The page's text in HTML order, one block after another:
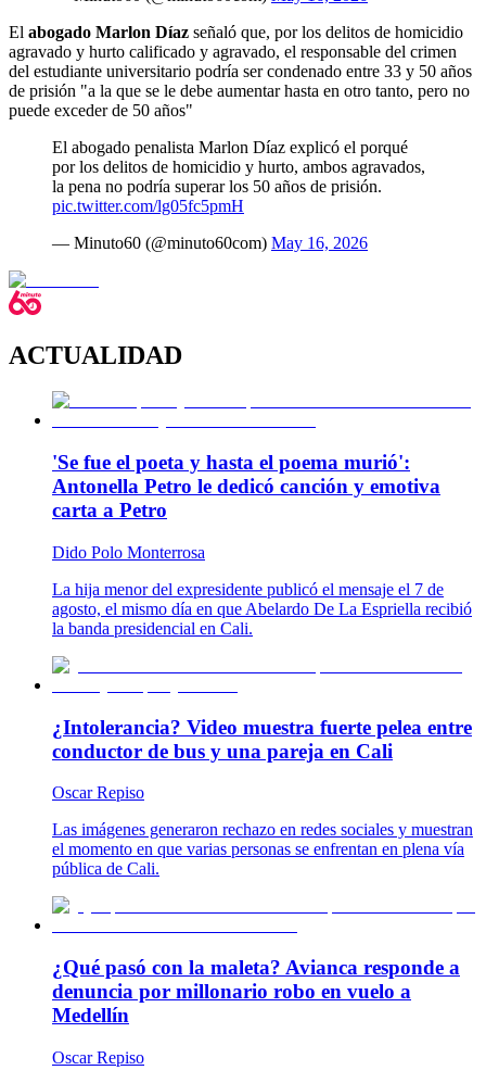
El abogado Marlon Díaz señaló que, por los delitos de homicidio
agravado y hurto calificado y agravado, el responsable del crimen
del estudiante universitario podría ser condenado entre 33 y 50 años
de prisión "a la que se le debe aumentar hasta en otro tanto, pero no
puede exceder de 50 años"
El abogado penalista Marlon Díaz explicó el porqué
por los delitos de homicidio y hurto, ambos agravados,
la pena no podría superar los 50 años de prisión.
pic.twitter.com/lg05fc5pmH
— Minuto60 (@minuto60com) May 16, 2026
ACTUALIDAD
'Se fue el poeta y hasta el poema murió':
Antonella Petro le dedicó canción y emotiva
carta a Petro
Dido Polo Monterrosa
La hija menor del expresidente publicó el mensaje el 7 de
agosto, el mismo día en que Abelardo De La Espriella recibió
la banda presidencial en Cali.
¿Intolerancia? Video muestra fuerte pelea entre
conductor de bus y una pareja en Cali
Oscar Repiso
Las imágenes generaron rechazo en redes sociales y muestran
el momento en que varias personas se enfrentan en plena vía
pública de Cali.
¿Qué pasó con la maleta? Avianca responde a
denuncia por millonario robo en vuelo a
Medellín
Oscar Repiso